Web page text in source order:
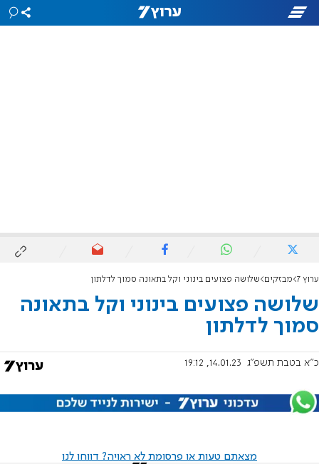
ערוץ 7 מבזקים שלושה פצועים בינוני וקל בתאונה סמוך לדלתון
שלושה פצועים בינוני וקל בתאונה
סמוך לדלתון
כ"א בטבת תשפ"ג 14.01.23, 19:12
מצאתם טעות או פרסומת לא ראויה? דווחו לנו